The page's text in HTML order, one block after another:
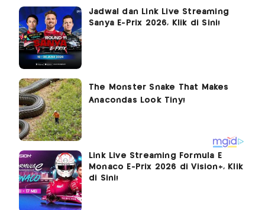
Jadwal dan Link Live Streaming
Sanya E-Prix 2026, Klik di Sini!
Link Live Streaming Formula E
Monaco E-Prix 2026 di Vision+, Klik
di Sini!